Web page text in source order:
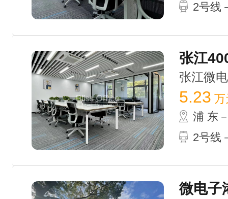
2号线
张江
张江微
5.23 万
浦 东
2号线
微电子